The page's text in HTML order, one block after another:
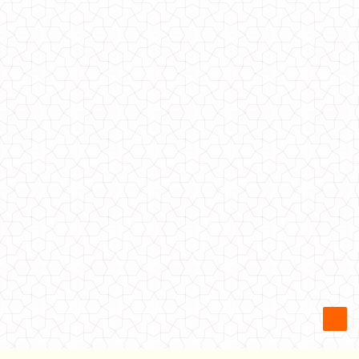
Модний жіночий кардиган на зав'язках
Жіночий модний кардиган із зіркою на спині
550.00грн.
Жіночий прямий кардиган накидка
480.00грн.
Модний тонкий кардиган жіночий на літо
420.00грн.